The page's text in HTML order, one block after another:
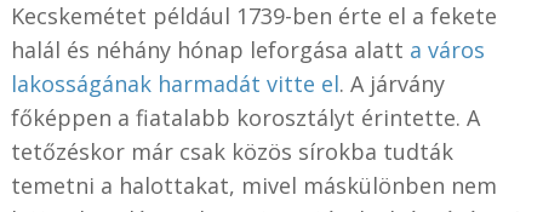
Kecskemétet például 1739-ben érte el a fekete
halál és néhány hónap leforgása alatt a város
lakosságának harmadát vitte el. A járvány
főképpen a fiatalabb korosztályt érintette. A
tetőzéskor már csak közös sírokba tudták
temetni a halottakat, mivel máskülönben nem